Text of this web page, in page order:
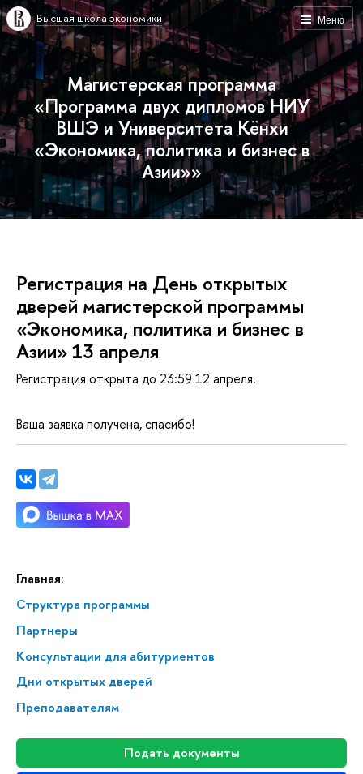
Меню
ысшая школа экономики
Магистерская программа
«Программа двух дипломов НИУ
ШЭ и Университета Кёнхи
«Экономика, политика и бизнес
Азии»»
Главная:
Структура программы
Партнеры
Консультации для абитуриенто
Дни открытых дверей
Преподавателям
Подать документы
Регистрация на День открытых
дверей магистерской программы
«Экономика, политика и бизнес
Азии» 13 апреля
Регистрация открыта до 23:59 12 апреля.
аша заявка получена, спасибо!